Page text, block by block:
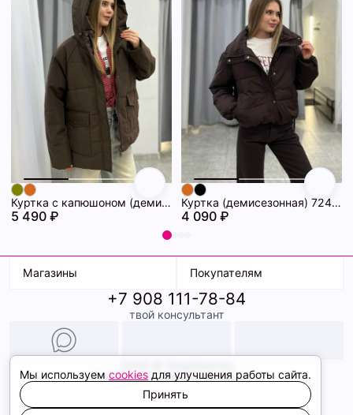
Куртка с капюшоном (демисезонная) 72462086\1013
5 490 ₽
Куртка (демисезонная) 72462069\1013
4 090 ₽
Магазины
ТК Терминал
ТРК Континент
Покупателям
Доставка
Условия оплаты
Образы
+7 908 111-78-84
твой консультант
Политика конфиденциальности
Соглашение cookie
Сайт создали
Мы используем cookies для улучшения работы сайта.
Принять